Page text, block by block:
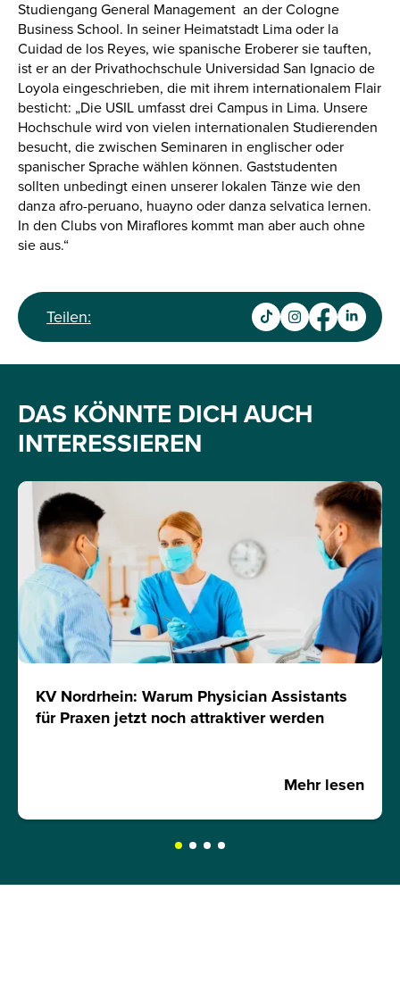
Studiengang General Management an der Cologne
Business School. In seiner Heimatstadt Lima oder la
Cuidad de los Reyes, wie spanische Eroberer sie tauften,
ist er an der Privathochschule Universidad San Ignacio de
Loyola eingeschrieben, die mit ihrem internationalem Flair
besticht: „Die USIL umfasst drei Campus in Lima. Unsere
Hochschule wird von vielen internationalen Studierenden
besucht, die zwischen Seminaren in englischer oder
spanischer Sprache wählen können. Gaststudenten
sollten unbedingt einen unserer lokalen Tänze wie den
danza afro-peruano, huayno oder danza selvatica lernen.
In den Clubs von Miraflores kommt man aber auch ohne
sie aus.“
Teilen:
DAS KÖNNTE DICH AUCH
INTERESSIEREN
KV Nordrhein: Warum Physician Assistants
für Praxen jetzt noch attraktiver werden
Mehr lesen